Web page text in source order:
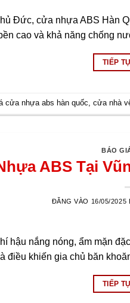
Đức, cửa nhựa ABS Hàn
cao và khả năng chống
TIẾP
cửa nhựa abs hàn quốc,cửa nhà
BÁO
ABS Tại
ĐĂNG VÀO 16/05/2025
hậu nắng nóng, ẩm mặn
điều khiến gia chủ băn
TIẾP